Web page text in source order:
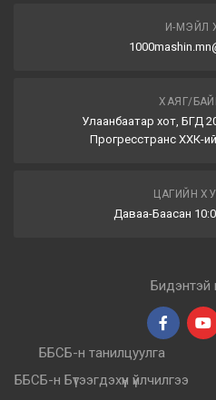
И-МЭЙЛ
ХАЯГ/
Улаанбаатар хот, БГД
Прогресстранс ХХК-
ЦАГИЙН
Даваа-Баасан
Бидэнтэй
ББСБ-н танилцуулга
ББСБ-н Бүтээгдэхүүн үйлчилгээ